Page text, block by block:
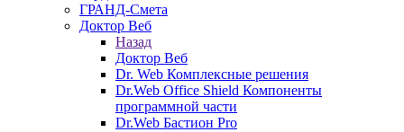
ГРАНД-Смета
Доктор Веб
Назад
Доктор Веб
Dr. Web Комплексные решения
Dr.Web Office Shield Компоненты
программной части
Dr.Web Бастион Pro